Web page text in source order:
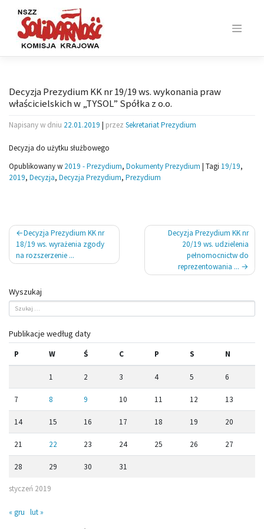
content
Decyzja Prezydium KK nr 19/19 ws. wykonania praw
właścicielskich w „TYSOL” Spółka z o.o.
Napisany w dniu 22.01.2019 | przez Sekretariat Prezydium
Decyzja do użytku służbowego
Opublikowany w 2019 - Prezydium, Dokumenty Prezydium | Tagi 19/19,
2019, Decyzja, Decyzja Prezydium, Prezydium
Nawigacja
wpisu
Decyzja Prezydium KK nr
18/19 ws. wyrażenia zgody
na rozszerzenie ...
Decyzja Prezydium KK nr
20/19 ws. udzielenia
pełnomocnictw do
reprezentowania ...
Wyszukaj
Publikacje według daty
styczeń 2019
P W Ś C P S N
1 2 3 4 5 6
7 8 9 10 11 12 13
14 15 16 17 18 19 20
21 22 23 24 25 26 27
28 29 30 31
« gru lut »